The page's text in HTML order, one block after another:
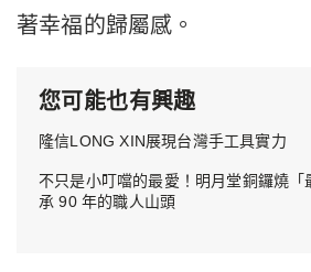
著幸福的歸屬感。
您可能也有興趣
隆信LONG XIN展現台灣手工具實力
不只是小叮噹的最愛！明月堂銅鑼燒「
承 90 年的職人山頭